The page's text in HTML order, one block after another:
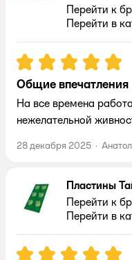
Перейти к
Перейти в
Рейтинг:5
Общие впечатления
На все времена
нежелательной
28 декабря 2025 ·
Пластины
Перейти к
Перейти в
Рейтинг:5